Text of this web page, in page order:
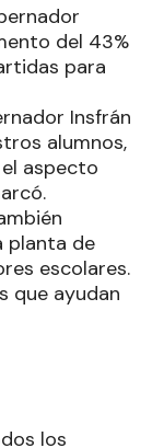
del 43%
para
Insfrán
alumnos,
aspecto
planta de
escolares.
que ayudan
los